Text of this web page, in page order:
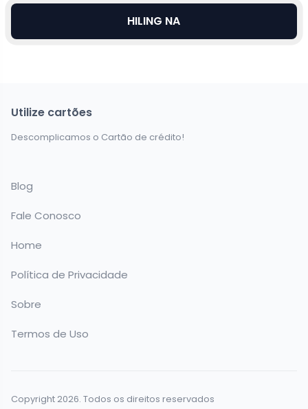
HILING NA
Utilize cartões
Descomplicamos o Cartão de crédito!
Blog
Fale Conosco
Home
Política de Privacidade
Sobre
Termos de Uso
Copyright 2026. Todos os direitos reservados